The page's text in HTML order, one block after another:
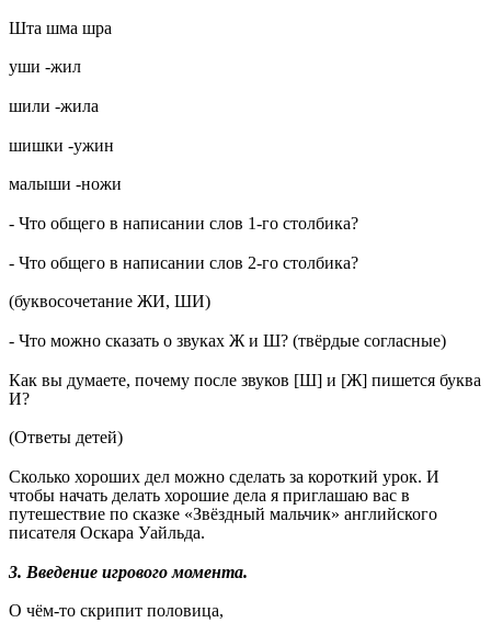
Шта шма шра
уши -жил
шили -жила
шишки -ужин
малыши -ножи
- Что общего в написании слов 1-го столбика?
- Что общего в написании слов 2-го столбика?
(буквосочетание ЖИ, ШИ)
- Что можно сказать о звуках Ж и Ш? (твёрдые согласные)
Как вы думаете, почему после звуков [Ш] и [Ж] пишется буква
И?
(Ответы детей)
Сколько хороших дел можно сделать за короткий урок. И
чтобы начать делать хорошие дела я приглашаю вас в
путешествие по сказке «Звёздный мальчик» английского
писателя Оскара Уайльда.
3. Введение игрового момента.
О чём-то скрипит половица,